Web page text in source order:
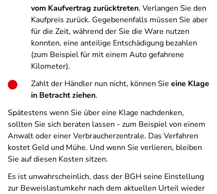
vom Kaufvertrag zurücktreten. Verlangen Sie den
Kaufpreis zurück. Gegebenenfalls müssen Sie aber
für die Zeit, während der Sie die Ware nutzen
konnten, eine anteilige Entschädigung bezahlen
(zum Beispiel für mit einem Auto gefahrene
Kilometer).
Zahlt der Händler nun nicht, können Sie eine Klage
in Betracht ziehen.
Spätestens wenn Sie über eine Klage nachdenken,
sollten Sie sich beraten lassen - zum Beispiel von einem
Anwalt oder einer Verbraucherzentrale. Das Verfahren
kostet Geld und Mühe. Und wenn Sie verlieren, bleiben
Sie auf diesen Kosten sitzen.
Es ist unwahrscheinlich, dass der BGH seine Einstellung
zur Beweislastumkehr nach dem aktuellen Urteil wieder